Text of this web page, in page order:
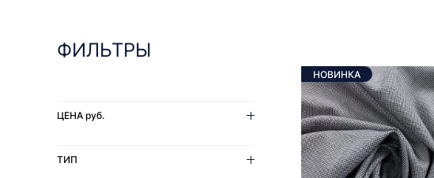
ФИЛЬТРЫ
ЦЕНА руб.
ТИП
НОВИНКА